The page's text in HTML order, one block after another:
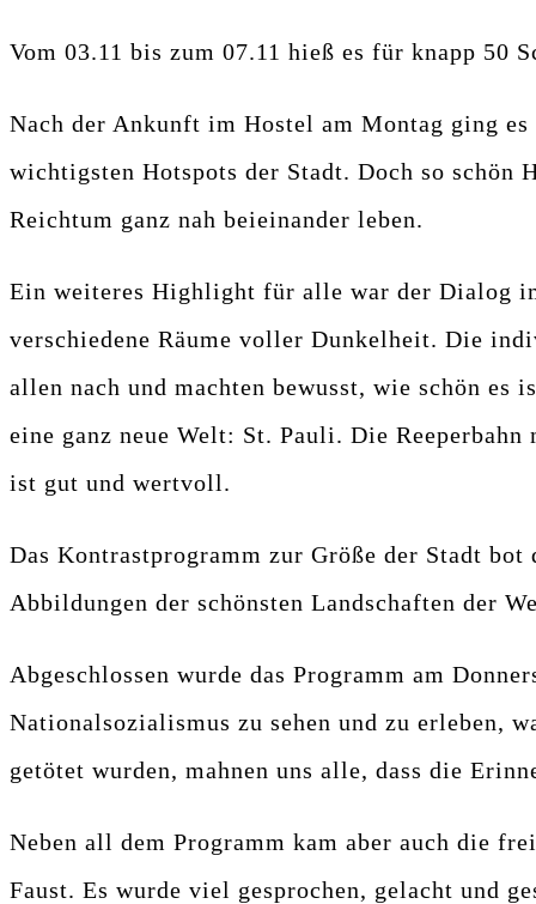
Vom 03.11 bis zum 07.11 hieß es für knapp 50
Nach der Ankunft im Hostel am Montag ging
wichtigsten Hotspots der Stadt. Doch so
Reichtum ganz nah beieinander leben.
Ein weiteres Highlight für alle war der Dialog
verschiedene Räume voller Dunkelheit. Die
allen nach und machten bewusst, wie schön
eine ganz neue Welt: St. Pauli. Die
ist gut und wertvoll.
Das Kontrastprogramm zur Größe der Stadt
Abbildungen der schönsten Landschaften der
Abgeschlossen wurde das Programm am
Nationalsozialismus zu sehen und zu erleben,
getötet wurden, mahnen uns alle, dass die
Neben all dem Programm kam aber auch die
Faust. Es wurde viel gesprochen, gelacht und